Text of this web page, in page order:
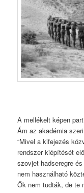
A mellékelt képen
Ám az akadémia
“Mivel a kifejezés
rendszer kiépítését
szovjet hadseregre
nem használható
Ők nem tudták, de te